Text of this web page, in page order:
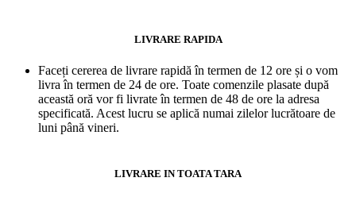
LIVRARE RAPIDA
Faceți cererea de livrare rapidă în termen de 12 ore și o vom
livra în termen de 24 de ore. Toate comenzile plasate după
această oră vor fi livrate în termen de 48 de ore la adresa
specificată. Acest lucru se aplică numai zilelor lucrătoare de
luni până vineri.
LIVRARE IN TOATA TARA